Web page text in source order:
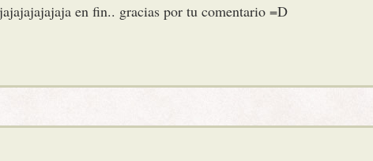
en fin.. gracias por tu comentario =D